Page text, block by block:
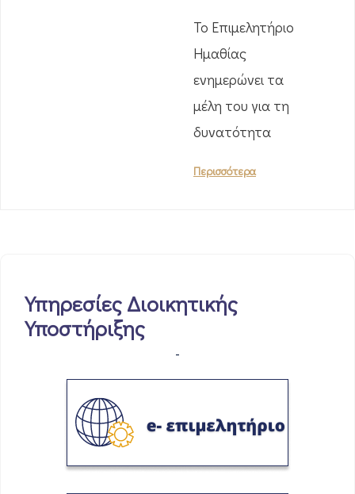
Το Επιμελητήριο
Ημαθίας
ενημερώνει τα
μέλη του για τη
δυνατότητα
Περισσότερα
Υπηρεσίες Διοικητικής
Υποστήριξης
-